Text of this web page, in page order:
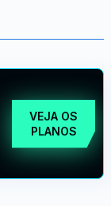
VEJA OS
PLANOS